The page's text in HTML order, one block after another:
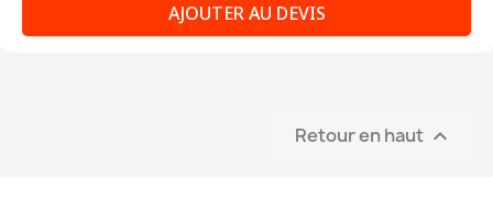
AJOUTER AU DEVIS
Retour en haut 